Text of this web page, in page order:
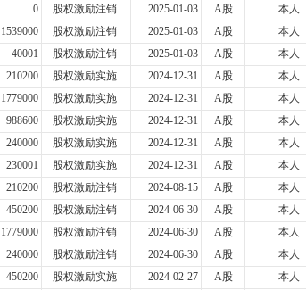
0 股权激励注销 2025-01-03 A股 本人
1539000 股权激励注销 2025-01-03 A股 本人
40001 股权激励注销 2025-01-03 A股 本人
210200 股权激励实施 2024-12-31 A股 本人
1779000 股权激励实施 2024-12-31 A股 本人
988600 股权激励实施 2024-12-31 A股 本人
240000 股权激励实施 2024-12-31 A股 本人
230001 股权激励实施 2024-12-31 A股 本人
210200 股权激励注销 2024-08-15 A股 本人
450200 股权激励注销 2024-06-30 A股 本人
1779000 股权激励注销 2024-06-30 A股 本人
240000 股权激励注销 2024-06-30 A股 本人
450200 股权激励实施 2024-02-27 A股 本人